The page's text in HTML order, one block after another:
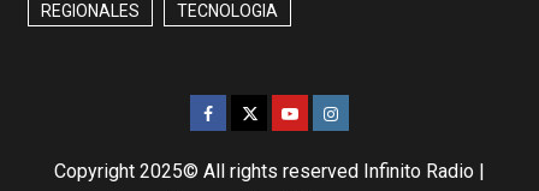
REGIONALES TECNOLOGIA
Copyright 2025© All rights reserved Infinito Radio